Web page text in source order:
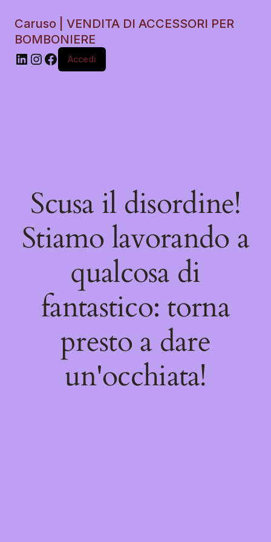
Caruso | VENDITA DI ACCESSORI PER
BOMBONIERE
Accedi
Scusa il disordine!
Stiamo lavorando a
qualcosa di
fantastico: torna
presto a dare
un'occhiata!